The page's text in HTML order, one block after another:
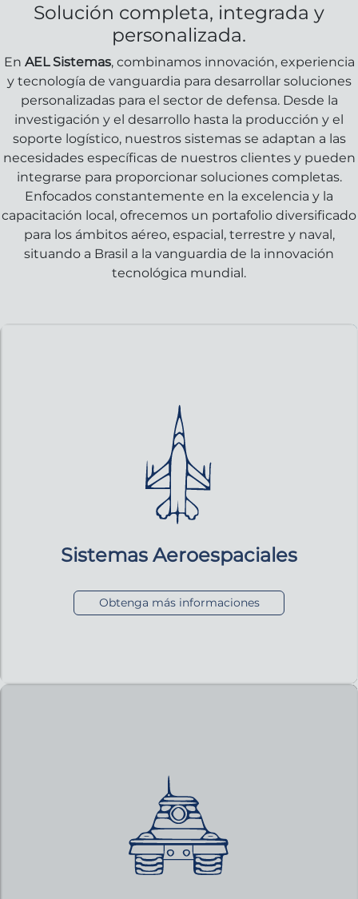
Solución completa, integrada y
personalizada.
En AEL Sistemas, combinamos innovación, experiencia
y tecnología de vanguardia para desarrollar soluciones
personalizadas para el sector de defensa. Desde la
investigación y el desarrollo hasta la producción y el
soporte logístico, nuestros sistemas se adaptan a las
necesidades específicas de nuestros clientes y pueden
integrarse para proporcionar soluciones completas.
Enfocados constantemente en la excelencia y la
capacitación local, ofrecemos un portafolio diversificado
para los ámbitos aéreo, espacial, terrestre y naval,
situando a Brasil a la vanguardia de la innovación
tecnológica mundial.
Sistemas Aeroespaciales
Obtenga más informaciones